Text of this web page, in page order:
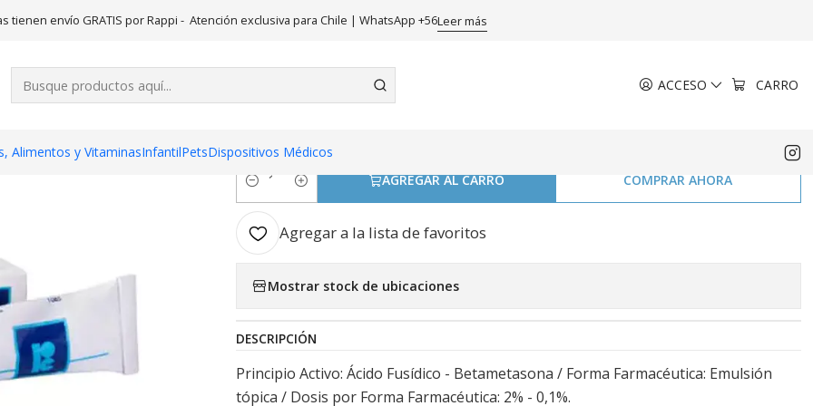
ACCESO CARRO
Alimentos y VitaminasInfantilPetsDispositivos Médicos
tienen envío GRATIS por Rappi - Atención exclusiva para Chile | WhatsApp +56Leer más
Fusimed B Ácido Fusídico, Betametasona Emulsion Otonasal 15 g.
Fusimed B Ácido Fusídico,
Cantidad
AGREGAR AL CARRO COMPRAR AHORA
Agregar a la lista de favoritos
Mostrar stock de ubicaciones
DESCRIPCIÓN
Principio Activo: Ácido Fusídico - Betametasona / Forma Farmacéutica: Emulsión
tópica / Dosis por Forma Farmacéutica: 2% - 0,1%.